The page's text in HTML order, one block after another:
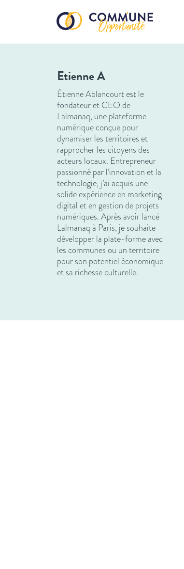
Etienne A
Étienne Ablancourt est le
fondateur et CEO de
Lalmanaq, une plateforme
numérique conçue pour
dynamiser les territoires et
rapprocher les citoyens des
acteurs locaux. Entrepreneur
passionné par l’innovation et la
technologie, j’ai acquis une
solide expérience en marketing
digital et en gestion de projets
numériques. Après avoir lancé
Lalmanaq à Paris, je souhaite
développer la plate-forme avec
les communes ou un territoire
pour son potentiel économique
et sa richesse culturelle.